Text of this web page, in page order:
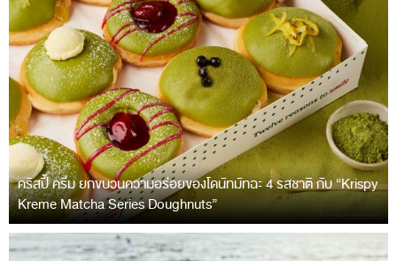
คริสปี้ ครีม ยกขบวนความอร่อยของโดนัทมัทฉะ 4 รสชาติ กับ “Krispy
Kreme Matcha Series Doughnuts”